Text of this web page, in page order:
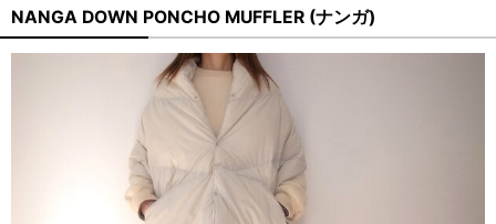
NANGA DOWN PONCHO MUFFLER (ナンガ)